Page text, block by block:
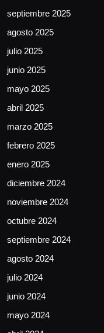
septiembre 2025
agosto 2025
julio 2025
junio 2025
mayo 2025
abril 2025
marzo 2025
febrero 2025
enero 2025
diciembre 2024
noviembre 2024
octubre 2024
septiembre 2024
agosto 2024
julio 2024
junio 2024
mayo 2024